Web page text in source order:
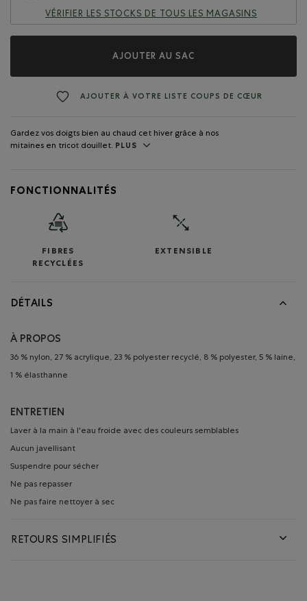
VÉRIFIER LES STOCKS DE TOUS LES MAGASINS
AJOUTER AU SAC
AJOUTER À VOTRE LISTE COUPS DE CŒUR
Gardez vos doigts bien au chaud cet hiver grâce à nos
mitaines en tricot douillet. PLUS
FONCTIONNALITÉS
FIBRES
RECYCLÉES
EXTENSIBLE
DÉTAILS
À PROPOS
36 % nylon, 27 % acrylique, 23 % polyester recyclé, 8 % polyester, 5 % laine,
1 % élasthanne
ENTRETIEN
Laver à la main à l'eau froide avec des couleurs semblables
Aucun javellisant
Suspendre pour sécher
Ne pas repasser
Ne pas faire nettoyer à sec
RETOURS SIMPLIFIÉS